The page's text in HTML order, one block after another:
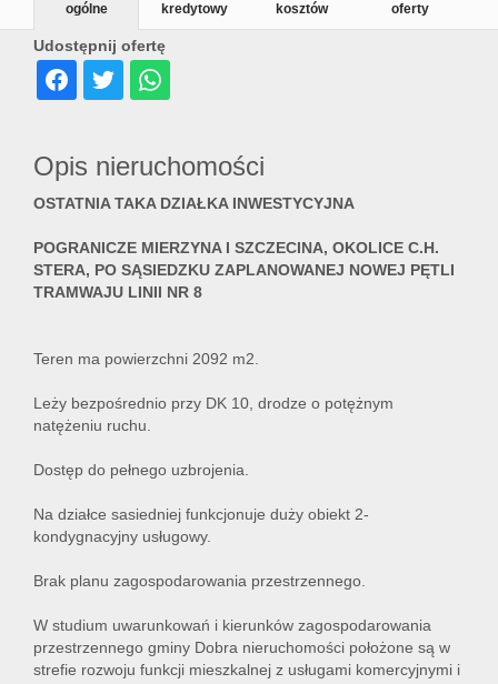
Udostępnij ofertę
ogólne
kredytowy
kosztów
oferty
Opis nieruchomości
OSTATNIA TAKA DZIAŁKA INWESTYCYJNA
POGRANICZE MIERZYNA I SZCZECINA, OKOLICE C.H.
STERA, PO SĄSIEDZKU ZAPLANOWANEJ NOWEJ PĘTLI
TRAMWAJU LINII NR 8
Teren ma powierzchni 2092 m2.
Leży bezpośrednio przy DK 10, drodze o potężnym
natężeniu ruchu.
Dostęp do pełnego uzbrojenia.
Na działce sasiedniej funkcjonuje duży obiekt 2-
kondygnacyjny usługowy.
Brak planu zagospodarowania przestrzennego.
W studium uwarunkowań i kierunków zagospodarowania
przestrzennego gminy Dobra nieruchomości położone są w
strefie rozwoju funkcji mieszkalnej z usługami komercyjnymi i